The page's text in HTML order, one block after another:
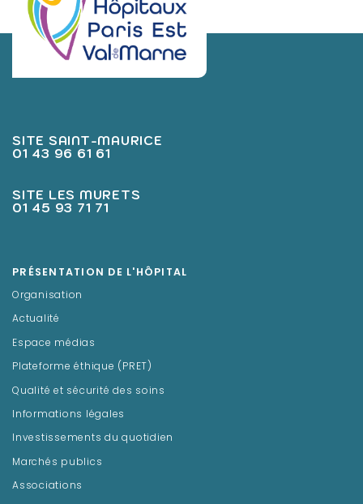
SITE SAINT-MAURICE
01 43 96 61 61
SITE LES MURETS
01 45 93 71 71
PRÉSENTATION DE L'HÔPITAL
Organisation
Actualité
Espace médias
Plateforme éthique (PRET)
Qualité et sécurité des soins
Informations légales
Investissements du quotidien
Marchés publics
Associations